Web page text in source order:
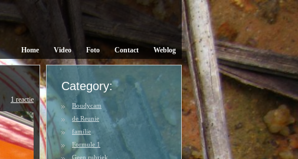
Home Video Foto Contact Weblog
1 reactie
Category:
Boudycam
de Reunie
familie
Formule 1
Geen rubriek